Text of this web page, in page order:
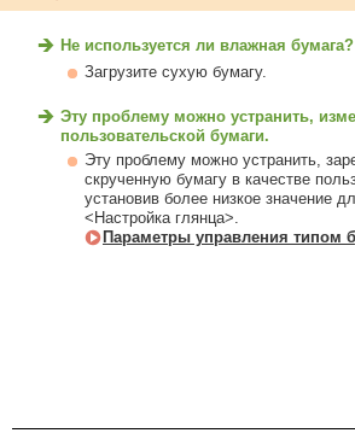
Не используется ли влажная бумага?
Загрузите сухую бумагу.
Эту проблему можно устранить,
пользовательской бумаги.
Эту проблему можно устранить,
скрученную бумагу в качестве
установив более низкое значение
<Настройка глянца>.
Параметры управления типом